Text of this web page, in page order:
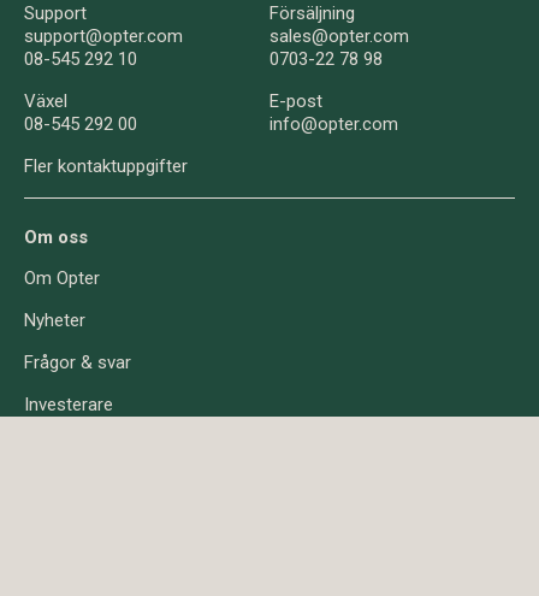
Support
support@opter.com
08-545 292 10
Försäljning
sales@opter.com
0703-22 78 98
Växel
08-545 292 00
E-post
info@opter.com
Fler kontaktuppgifter
Om oss
Om Opter
Nyheter
Frågor & svar
Investerare